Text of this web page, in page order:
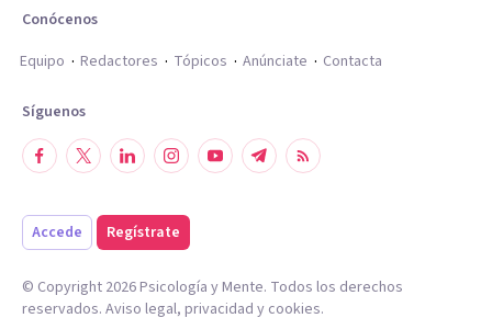
Conócenos
Equipo
Redactores Tópicos Anúnciate Contacta
Síguenos
Accede Regístrate
© Copyright 2026Psicología y Mente. Todos los derechos
reservados. Aviso legal, privacidad y cookies.